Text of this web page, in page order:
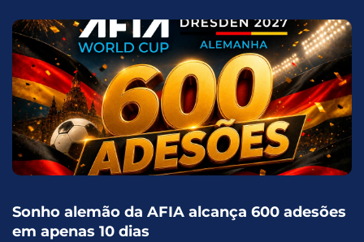
Sonho alemão da AFIA alcança 600 adesões
em apenas 10 dias